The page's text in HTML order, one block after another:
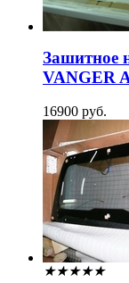
Зашитное
VANGER
16900 руб.
★★★★★